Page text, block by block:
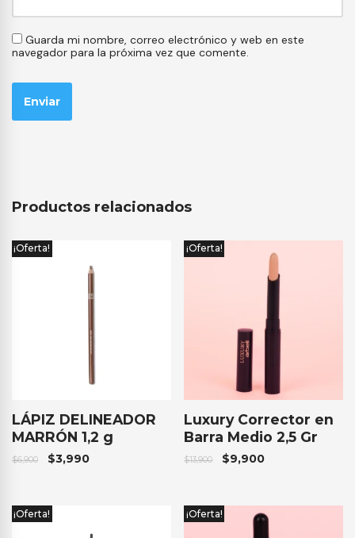
Guarda mi nombre, correo electrónico y web en este
navegador para la próxima vez que comente.
Productos relacionados
¡Oferta!
LÁPIZ DELINEADOR
MARRÓN 1,2 g
$6,900 $3,990
¡Oferta!
Luxury Corrector en
Barra Medio 2,5 Gr
$13,900 $9,900
¡Oferta! ¡Oferta!